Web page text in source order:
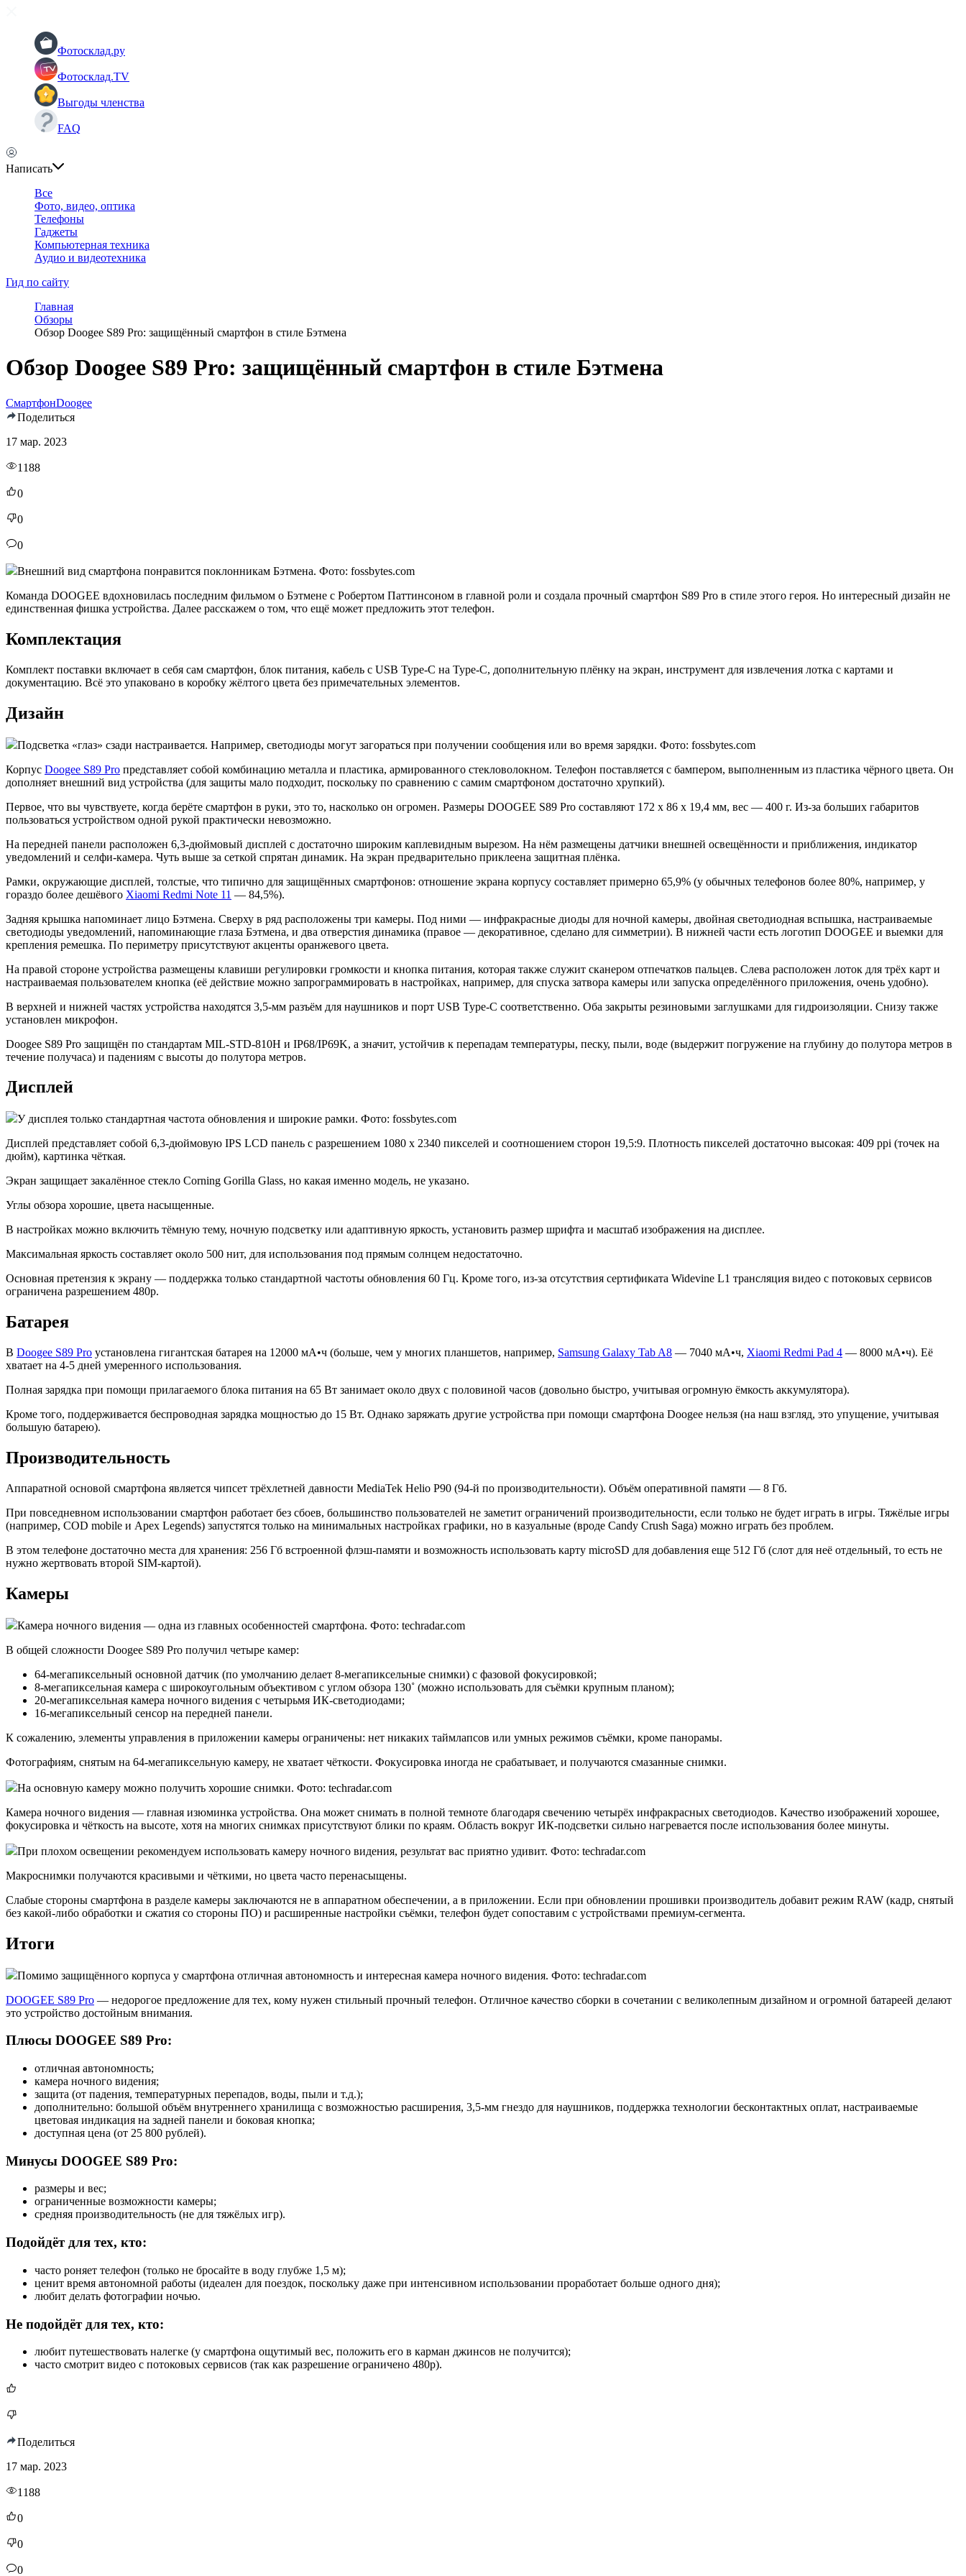
Фотосклад.ру
Фотосклад.TV
Выгоды членства
FAQ
Написать
Все
Фото, видео, оптика
Телефоны
Гаджеты
Компьютерная техника
Аудио и видеотехника
Гид по сайту
Главная
Обзоры
Обзор Doogee S89 Pro: защищённый смартфон в стиле Бэтмена
Обзор Doogee S89 Pro: защищённый смартфон в стиле Бэтмена
СмартфонDoogee
Поделиться
17 мар. 2023
1188
0
0
0
Внешний вид смартфона понравится поклонникам Бэтмена. Фото: fossbytes.com
Команда DOOGEE вдохновилась последним фильмом о Бэтмене с Робертом Паттинсоном в главной роли и создала прочный смартфон S89 Pro в стиле этого героя. Но интересный дизайн не
единственная фишка устройства. Далее расскажем о том, что ещё может предложить этот телефон.
Комплектация
Комплект поставки включает в себя сам смартфон, блок питания, кабель c USB Type-C на Type-C, дополнительную плёнку на экран, инструмент для извлечения лотка с картами и
документацию. Всё это упаковано в коробку жёлтого цвета без примечательных элементов.
Дизайн
Подсветка «глаз» сзади настраивается. Например, светодиоды могут загораться при получении сообщения или во время зарядки. Фото: fossbytes.com
Корпус Doogee S89 Pro представляет собой комбинацию металла и пластика, армированного стекловолокном. Телефон поставляется с бампером, выполненным из пластика чёрного цвета. Он
дополняет внешний вид устройства (для защиты мало подходит, поскольку по сравнению с самим смартфоном достаточно хрупкий).
Первое, что вы чувствуете, когда берёте смартфон в руки, это то, насколько он огромен. Размеры DOOGEE S89 Pro составляют 172 x 86 x 19,4 мм, вес — 400 г. Из-за больших габаритов
пользоваться устройством одной рукой практически невозможно.
На передней панели расположен 6,3-дюймовый дисплей с достаточно широким каплевидным вырезом. На нём размещены датчики внешней освещённости и приближения, индикатор
уведомлений и селфи-камера. Чуть выше за сеткой спрятан динамик. На экран предварительно приклеена защитная плёнка.
Рамки, окружающие дисплей, толстые, что типично для защищённых смартфонов: отношение экрана корпусу составляет примерно 65,9% (у обычных телефонов более 80%, например, у
гораздо более дешёвого Xiaomi Redmi Note 11 — 84,5%).
Задняя крышка напоминает лицо Бэтмена. Сверху в ряд расположены три камеры. Под ними — инфракрасные диоды для ночной камеры, двойная светодиодная вспышка, настраиваемые
светодиоды уведомлений, напоминающие глаза Бэтмена, и два отверстия динамика (правое — декоративное, сделано для симметрии). В нижней части есть логотип DOOGEE и выемки для
крепления ремешка. По периметру присутствуют акценты оранжевого цвета.
На правой стороне устройства размещены клавиши регулировки громкости и кнопка питания, которая также служит сканером отпечатков пальцев. Слева расположен лоток для трёх карт и
настраиваемая пользователем кнопка (её действие можно запрограммировать в настройках, например, для спуска затвора камеры или запуска определённого приложения, очень удобно).
В верхней и нижней частях устройства находятся 3,5-мм разъём для наушников и порт USB Type-C соответственно. Оба закрыты резиновыми заглушками для гидроизоляции. Снизу также
установлен микрофон.
Doogee S89 Pro защищён по стандартам MIL-STD-810H и IP68/IP69K, а значит, устойчив к перепадам температуры, песку, пыли, воде (выдержит погружение на глубину до полутора метров в
течение получаса) и падениям с высоты до полутора метров.
Дисплей
У дисплея только стандартная частота обновления и широкие рамки. Фото: fossbytes.com
Дисплей представляет собой 6,3-дюймовую IPS LCD панель с разрешением 1080 x 2340 пикселей и соотношением сторон 19,5:9. Плотность пикселей достаточно высокая: 409 ppi (точек на
дюйм), картинка чёткая.
Экран защищает закалённое стекло Corning Gorilla Glass, но какая именно модель, не указано.
Углы обзора хорошие, цвета насыщенные.
В настройках можно включить тёмную тему, ночную подсветку или адаптивную яркость, установить размер шрифта и масштаб изображения на дисплее.
Максимальная яркость составляет около 500 нит, для использования под прямым солнцем недостаточно.
Основная претензия к экрану — поддержка только стандартной частоты обновления 60 Гц. Кроме того, из-за отсутствия сертификата Widevine L1 трансляция видео с потоковых сервисов
ограничена разрешением 480p.
Батарея
В Doogee S89 Pro установлена гигантская батарея на 12000 мА•ч (больше, чем у многих планшетов, например, Samsung Galaxy Tab A8 — 7040 мА•ч, Xiaomi Redmi Pad 4 — 8000 мА•ч). Её
хватает на 4-5 дней умеренного использования.
Полная зарядка при помощи прилагаемого блока питания на 65 Вт занимает около двух с половиной часов (довольно быстро, учитывая огромную ёмкость аккумулятора).
Кроме того, поддерживается беспроводная зарядка мощностью до 15 Вт. Однако заряжать другие устройства при помощи смартфона Doogee нельзя (на наш взгляд, это упущение, учитывая
большую батарею).
Производительность
Аппаратной основой смартфона является чипсет трёхлетней давности MediaTek Helio P90 (94-й по производительности). Объём оперативной памяти — 8 Гб.
При повседневном использовании смартфон работает без сбоев, большинство пользователей не заметит ограничений производительности, если только не будет играть в игры. Тяжёлые игры
(например, COD mobile и Apex Legends) запустятся только на минимальных настройках графики, но в казуальные (вроде Candy Crush Saga) можно играть без проблем.
В этом телефоне достаточно места для хранения: 256 Гб встроенной флэш-памяти и возможность использовать карту microSD для добавления еще 512 Гб (слот для неё отдельный, то есть не
нужно жертвовать второй SIM-картой).
Камеры
Камера ночного видения — одна из главных особенностей смартфона. Фото: techradar.com
В общей сложности Doogee S89 Pro получил четыре камер:
64-мегапиксельный основной датчик (по умолчанию делает 8-мегапиксельные снимки) с фазовой фокусировкой;
8-мегапиксельная камера с широкоугольным объективом с углом обзора 130˚ (можно использовать для съёмки крупным планом);
20-мегапиксельная камера ночного видения с четырьмя ИК-светодиодами;
16-мегапиксельный сенсор на передней панели.
К сожалению, элементы управления в приложении камеры ограничены: нет никаких таймлапсов или умных режимов съёмки, кроме панорамы.
Фотографиям, снятым на 64-мегапиксельную камеру, не хватает чёткости. Фокусировка иногда не срабатывает, и получаются смазанные снимки.
На основную камеру можно получить хорошие снимки. Фото: techradar.com
Камера ночного видения — главная изюминка устройства. Она может снимать в полной темноте благодаря свечению четырёх инфракрасных светодиодов. Качество изображений хорошее,
фокусировка и чёткость на высоте, хотя на многих снимках присутствуют блики по краям. Область вокруг ИК-подсветки сильно нагревается после использования более минуты.
При плохом освещении рекомендуем использовать камеру ночного видения, результат вас приятно удивит. Фото: techradar.com
Макроснимки получаются красивыми и чёткими, но цвета часто перенасыщены.
Слабые стороны смартфона в разделе камеры заключаются не в аппаратном обеспечении, а в приложении. Если при обновлении прошивки производитель добавит режим RAW (кадр, снятый
без какой-либо обработки и сжатия со стороны ПО) и расширенные настройки съёмки, телефон будет сопоставим с устройствами премиум-сегмента.
Итоги
Помимо защищённого корпуса у смартфона отличная автономность и интересная камера ночного видения. Фото: techradar.com
DOOGEE S89 Pro — недорогое предложение для тех, кому нужен стильный прочный телефон. Отличное качество сборки в сочетании с великолепным дизайном и огромной батареей делают
это устройство достойным внимания.
Плюсы DOOGEE S89 Pro:
отличная автономность;
камера ночного видения;
защита (от падения, температурных перепадов, воды, пыли и т.д.);
дополнительно: большой объём внутреннего хранилища с возможностью расширения, 3,5-мм гнездо для наушников, поддержка технологии бесконтактных оплат, настраиваемые
цветовая индикация на задней панели и боковая кнопка;
доступная цена (от 25 800 рублей).
Минусы DOOGEE S89 Pro:
размеры и вес;
ограниченные возможности камеры;
средняя производительность (не для тяжёлых игр).
Подойдёт для тех, кто:
часто роняет телефон (только не бросайте в воду глубже 1,5 м);
ценит время автономной работы (идеален для поездок, поскольку даже при интенсивном использовании проработает больше одного дня);
любит делать фотографии ночью.
Не подойдёт для тех, кто:
любит путешествовать налегке (у смартфона ощутимый вес, положить его в карман джинсов не получится);
часто смотрит видео с потоковых сервисов (так как разрешение ограничено 480p).
Поделиться
17 мар. 2023
1188
0
0
0